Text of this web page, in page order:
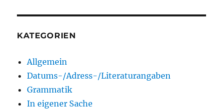
KATEGORIEN
Allgemein
Datums-/Adress-/Literaturangaben
Grammatik
In eigener Sache